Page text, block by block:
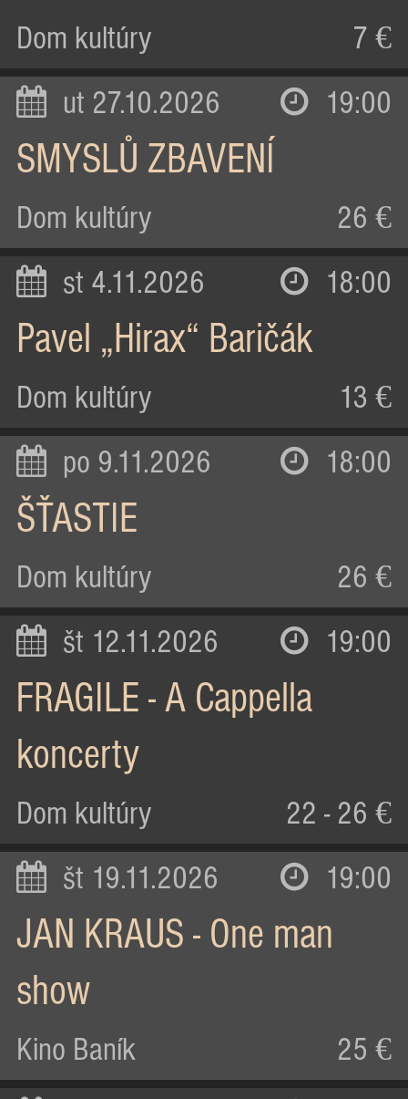
Dom kultúry 7 €
ut 27.10.2026 19:00
SMYSLŮ ZBAVENÍ
Dom kultúry 26 €
st 4.11.2026 18:00
Pavel „Hirax“ Baričák
Dom kultúry 13 €
po 9.11.2026 18:00
ŠŤASTIE
Dom kultúry 26 €
št 12.11.2026 19:00
FRAGILE - A Cappella
koncerty
Dom kultúry 22 - 26 €
št 19.11.2026 19:00
JAN KRAUS - One man
show
Kino Baník 25 €